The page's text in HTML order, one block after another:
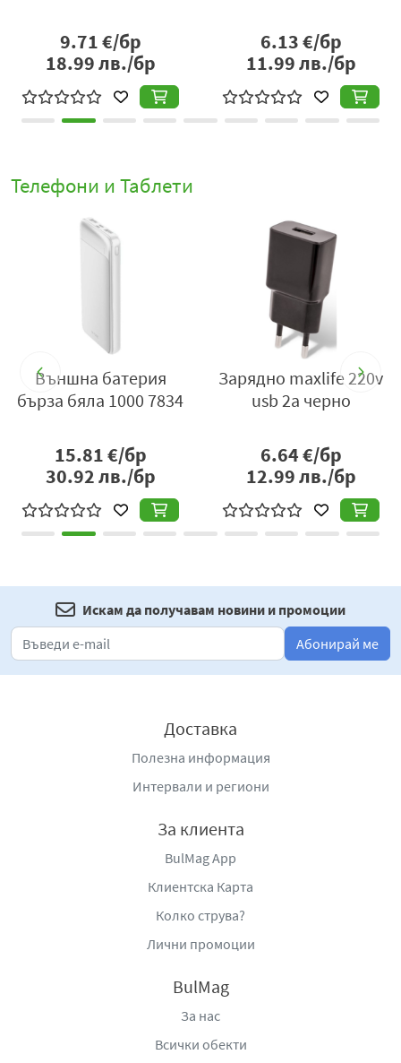
9.71€/бр
18.99лв./бр
6.13€/бр
11.99лв./бр
Телефони и Таблети
Външна батерия
бърза бяла 1000 7834
15.81€/бр
30.92лв./бр
Зарядно maxlife 220v
usb 2a черно
6.64€/бр
12.99лв./бр
Искам да получавам новини и промоции
Абонирай ме
Доставка
Полезна информация
Интервали и региони
За клиента
BulMag App
Клиентска Карта
Колко струва?
Лични промоции
BulMag
За нас
Всички обекти